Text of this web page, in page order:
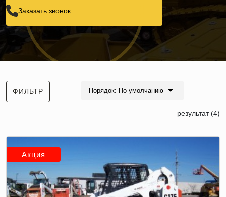
Заказать звонок
ФИЛЬТР Порядок: По умолчанию
результат (4)
Акция